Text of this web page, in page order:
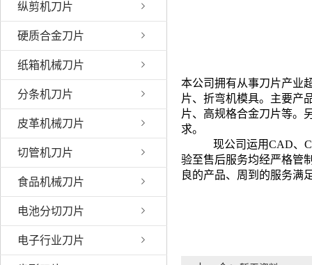
纵剪机刀片
硬质合金刀片
纸箱机械刀片
分条机刀片
皮革机械刀片
切管机刀片
食品机械刀片
电池分切刀片
电子行业刀片
本公司拥有从事刀片产业
片、折弯机模具。主要产
片、高规格合金刀片等。
求。
现公司运用CAD、
验至售后服务均经严格管
良的产品、周到的服务满